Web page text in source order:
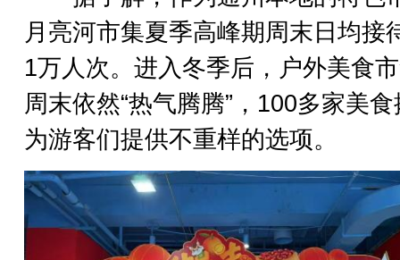
月亮河市集夏季高峰期周末日均接
1万人次。进入冬季后，户外美食
周末依然“热气腾腾”，100多家美
为游客们提供不重样的选项。